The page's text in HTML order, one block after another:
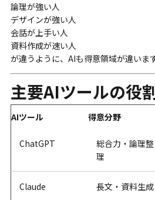
論理が強い人
デザインが強い人
会話が上手い人
資料作成が速い人
が違うように、AIも得意領域が違います
主要AIツールの役
AIツール 得意分野
ChatGPT
総合力・論理整
理
Claude 長文・資料生成